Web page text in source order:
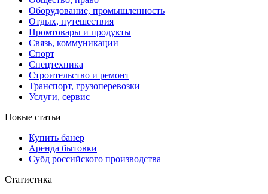
Оборудование, промышленность
Отдых, путешествия
Промтовары и продукты
Связь, коммуникации
Спорт
Спецтехника
Строительство и ремонт
Транспорт, грузоперевозки
Услуги, сервис
Новые статьи
Купить банер
Аренда бытовки
Субд российского производства
Статистика